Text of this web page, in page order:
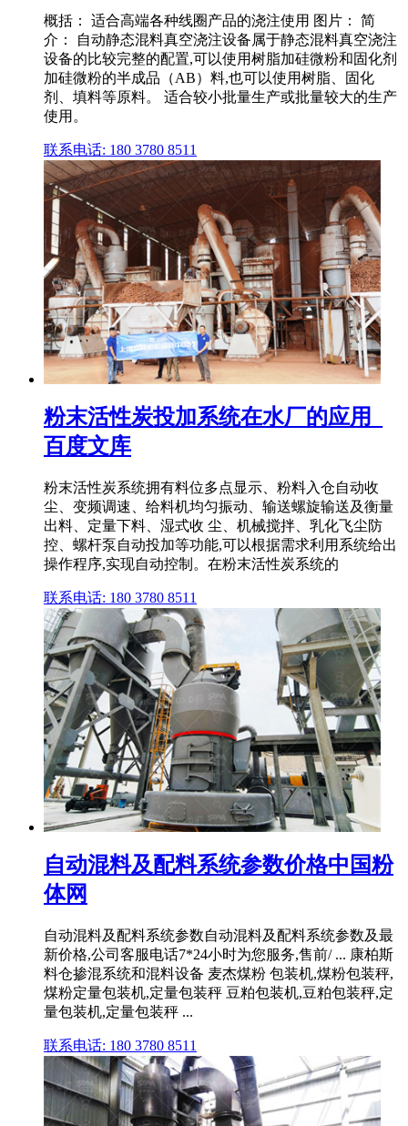
概括： 适合高端各种线圈产品的浇注使用 图片： 简
介： 自动静态混料真空浇注设备属于静态混料真空浇注
设备的比较完整的配置,可以使用树脂加硅微粉和固化剂
加硅微粉的半成品（AB）料,也可以使用树脂、固化
剂、填料等原料。 适合较小批量生产或批量较大的生产
使用。
联系电话: 180 3780 8511
粉末活性炭投加系统在水厂的应用_
百度文库
粉末活性炭系统拥有料位多点显示、粉料入仓自动收
尘、变频调速、给料机均匀振动、输送螺旋输送及衡量
出料、定量下料、湿式收 尘、机械搅拌、乳化飞尘防
控、螺杆泵自动投加等功能,可以根据需求利用系统给出
操作程序,实现自动控制。在粉末活性炭系统的
联系电话: 180 3780 8511
自动混料及配料系统参数价格中国粉
体网
自动混料及配料系统参数自动混料及配料系统参数及最
新价格,公司客服电话7*24小时为您服务,售前/ ... 康柏斯
料仓掺混系统和混料设备 麦杰煤粉 包装机,煤粉包装秤,
煤粉定量包装机,定量包装秤 豆粕包装机,豆粕包装秤,定
量包装机,定量包装秤 ...
联系电话: 180 3780 8511